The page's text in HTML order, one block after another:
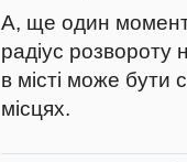
А, ще один момент
радіус
в місті може бути
місцях.